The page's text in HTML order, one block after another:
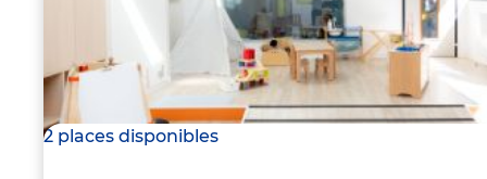
2 places disponibles